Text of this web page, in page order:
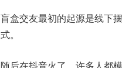
盲盒交友最初的起源是线下
式。